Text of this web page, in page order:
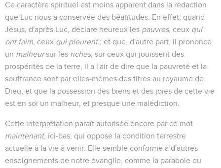
Ce caractère spirituel est moins apparent dans la rédaction
que Luc nous a conservée des béatitudes. En effet, quand
Jésus, d'après Luc, déclare heureux les pauvres, ceux qui
ont faim , ceux qui pleurent; et que, d'autre part, il prononce
un malheursur les riches, sur ceux qui jouissent des
prospérités de la terre, il a l'air de dire que la pauvreté et la
souffrance sont par elles-mêmes des titres au royaume de
Dieu, et que la possession des biens et des joies de cette vie
est en soi un malheur, et presque une malédiction.
Cette interprétation paraît autorisée encore par ce mot
maintenant, ici-bas, qui oppose la condition terrestre
actuelle à la vie à venir. Elle semble conforme à d'autres
enseignements de notre évangile, comme la parabole du